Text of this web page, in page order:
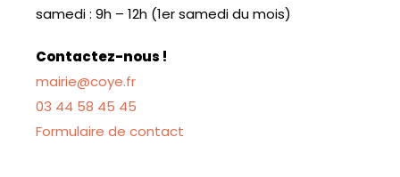
samedi : 9h – 12h (1er samedi du mois)
Contactez-nous !
mairie@coye.fr
03 44 58 45 45
Formulaire de contact